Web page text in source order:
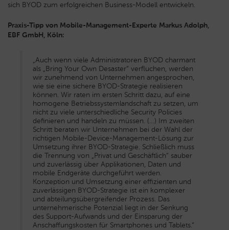
sich BYOD zum erfolgreichen Business-Modell entwickeln.
Praxis-Tipp von Mobile-Management-Experte Markus Adolph,
EBF GmbH, Köln:
„Auch wenn viele Administratoren BYOD charmant
als „Bring Your Own Desaster“ verfluchen, werden
wir zunehmend von Unternehmen angesprochen,
wie sie eine sichere BYOD-Strategie realisieren
können. Wir raten im ersten Schritt dazu, auf eine
homogene Betriebssystemlandschaft zu setzen, um
nicht zu viele unterschiedliche Security Policies
definieren und handeln zu müssen. (…) Im zweiten
Schritt beraten wir Unternehmen bei der Wahl der
richtigen Mobile-Device-Management-Lösung zur
Umsetzung ihrer BYOD-Strategie. Schließlich muss
die Trennung von „Privat und Geschäftlich“ sauber
und zuverlässig über Applikationen, Daten und
mobile Endgeräte durchgeführt werden.
Konzeption und Umsetzung einer effizienten und
zuverlässigen BYOD-Strategie ist ein komplexer
und abteilungsübergreifender Prozess. Das
unternehmerische Potenzial liegt in der Senkung
des Support-Aufwands und der Einsparung der
Anschaffungskosten für Smartphones und Tablets.“